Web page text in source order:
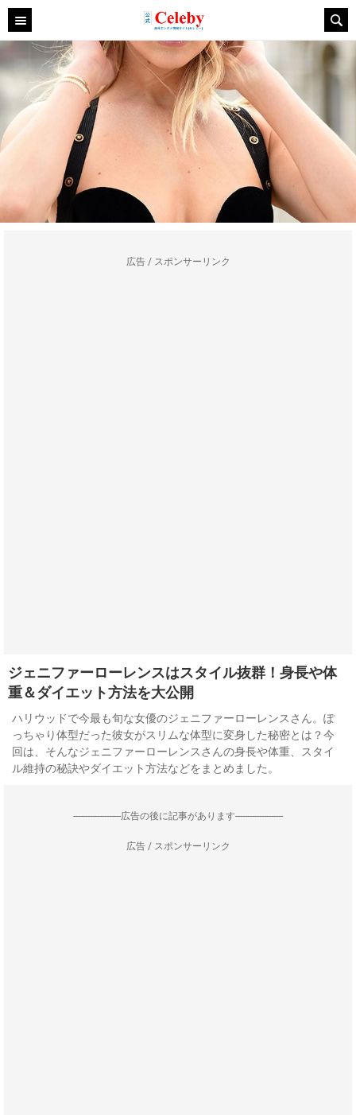
広告 / スポンサーリンク
ジェニファーローレンスはスタイル抜群！身長や体
重＆ダイエット方法を大公開
ハリウッドで今最も旬な女優のジェニファーローレンスさん。ぽ
っちゃり体型だった彼女がスリムな体型に変身した秘密とは？今
回は、そんなジェニファーローレンスさんの身長や体重、スタイ
ル維持の秘訣やダイエット方法などをまとめました。
--------------------広告の後に記事があります--------------------
広告 / スポンサーリンク